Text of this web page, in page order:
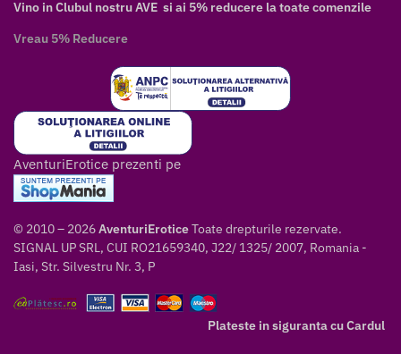
Vino in Clubul nostru AVE si ai 5% reducere la toate comenzile
Vreau 5% Reducere
AventuriErotice prezenti pe
© 2010 – 2026AventuriEroticeToate drepturile rezervate.
SIGNAL UP SRL, CUI RO21659340, J22/ 1325/ 2007, Romania -
Iasi, Str. Silvestru Nr. 3, P
Plateste in siguranta cu Cardul